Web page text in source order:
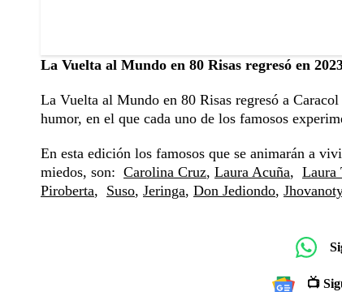
La Vuelta al Mundo en 80 Risas regresó en
La Vuelta al Mundo en 80 Risas regresó a
humor, en el que cada uno de los famosos
En esta edición los famosos que se animarán a
miedos, son: Carolina Cruz, Laura Acuña, Laura
Piroberta, Suso, Jeringa, Don Jediondo,
📺